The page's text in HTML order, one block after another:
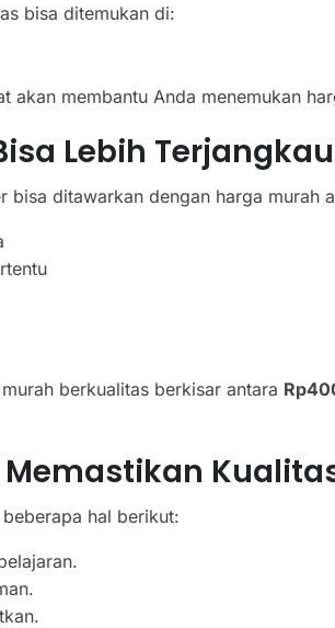
bisa ditemukan di:
akan membantu Anda menemukan
Lebih
bisa ditawarkan dengan harga murah
berkualitas berkisar antara
hal berikut: